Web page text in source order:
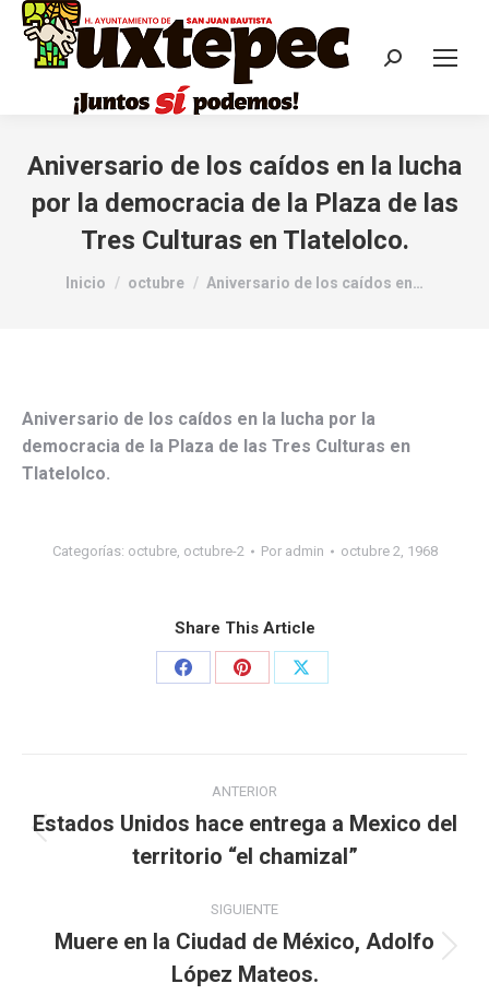
Aniversario de los caídos en la lucha
por la democracia de la Plaza de las
Tres Culturas en Tlatelolco.
Estás aquí:
Inicio octubre Aniversario de los caídos en…
Aniversario de los caídos en la lucha por la
democracia de la Plaza de las Tres Culturas en
Tlatelolco.
Categorías: octubre, octubre-2 Por admin octubre 2, 1968
Share This Article
ANTERIOR
Estados Unidos hace entrega a Mexico del
territorio “el chamizal”
SIGUIENTE
Muere en la Ciudad de México, Adolfo
López Mateos.